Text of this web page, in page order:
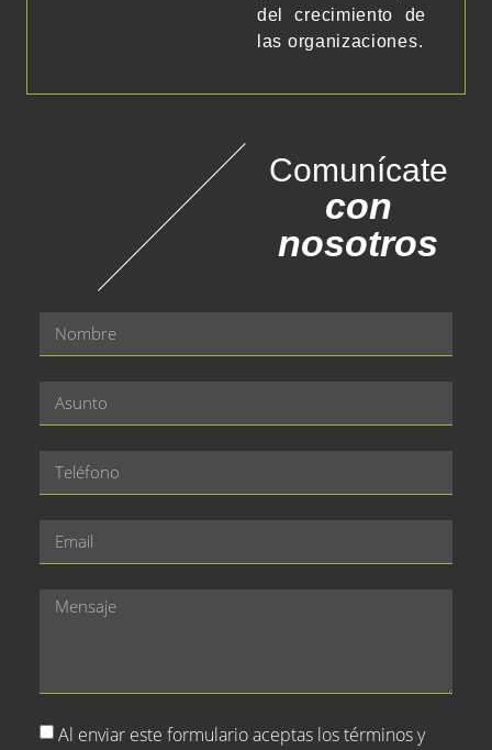
del crecimiento de
las organizaciones.
Comunícate
con
nosotros
Al enviar este formulario aceptas los términos y